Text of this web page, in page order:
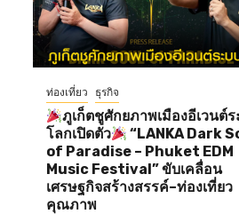
ท่องเที่ยว ธุรกิจ
ภูเก็ตชูศักยภาพเมืองอีเวนต์
โลกเปิดตัว
“LANKA Dark
of Paradise – Phuket EDM
Music Festival” ขับเคลื่อน
เศรษฐกิจสร้างสรรค์–ท่องเที่ยว
คุณภาพ